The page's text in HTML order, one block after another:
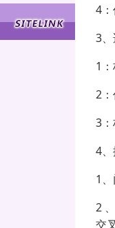
4
3
1
2
3
4
1
2
交